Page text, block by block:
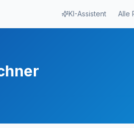
KI-Assistent Alle